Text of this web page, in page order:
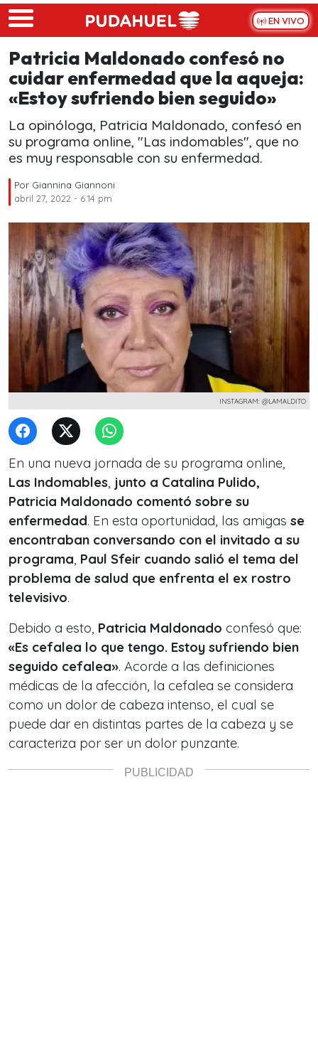
Skip to main content
EN VIVO
Patricia Maldonado confesó no
cuidar enfermedad que la aqueja:
«Estoy sufriendo bien seguido»
La opinóloga, Patricia Maldonado, confesó en
su programa online, "Las indomables", que no
es muy responsable con su enfermedad.
Por Giannina Giannoni
abril 27, 2022 - 6:14 pm
INSTAGRAM: @LAMALDITO
En una nueva jornada de su programa online,
Las Indomables junto a Catalina Pulido,
Patricia Maldonado comentó sobre su
enfermedad. En esta oportunidad, las amigas se
encontraban conversando con el invitado a su
programa Paul Sfeir cuando salió el tema del
problema de salud que enfrenta el ex rostro
televisivo.
Debido a esto, Patricia Maldonado confesó que:
«Es cefalea lo que tengo. Estoy sufriendo bien
seguido cefalea». Acorde a las definiciones
médicas de la afección, la cefalea se considera
como un dolor de cabeza intenso, el cual se
puede dar en distintas partes de la cabeza y se
caracteriza por ser un dolor punzante.